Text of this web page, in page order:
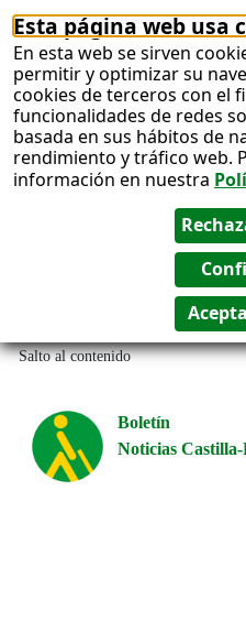
Esta página web usa
En esta web se sirven
permitir y optimizar su
cookies de terceros con el
funcionalidades de redes
basada en sus hábitos de
rendimiento y tráfico web.
información en nuestra
Salto al contenido
Boletín
Noticias